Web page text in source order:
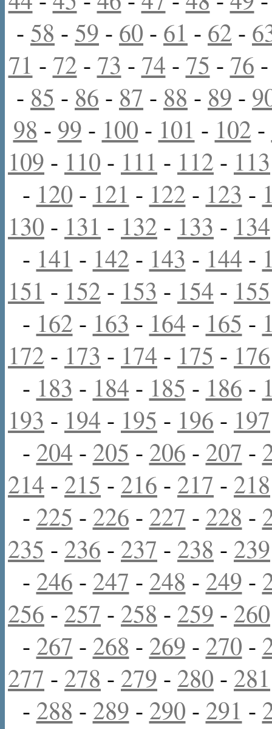
- 58 - 59 - 60 - 61 - 62 -
71 - 72 - 73 - 74 - 75 - 76
- 85 - 86 - 87 - 88 - 89 -
98 - 99 - 100 - 101 - 102 -
109 - 110 - 111 - 112 - 113
- 120 - 121 - 122 - 123 -
130 - 131 - 132 - 133 - 134
- 141 - 142 - 143 - 144 -
151 - 152 - 153 - 154 - 155
- 162 - 163 - 164 - 165 -
172 - 173 - 174 - 175 - 176
- 183 - 184 - 185 - 186 -
193 - 194 - 195 - 196 - 197
- 204 - 205 - 206 - 207 -
214 - 215 - 216 - 217 - 218
- 225 - 226 - 227 - 228 -
235 - 236 - 237 - 238 - 239
- 246 - 247 - 248 - 249 -
256 - 257 - 258 - 259 - 260
- 267 - 268 - 269 - 270 -
277 - 278 - 279 - 280 - 281
- 288 - 289 - 290 - 291 -